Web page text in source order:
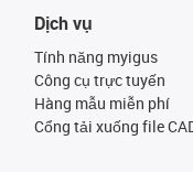
Dịch vụ
Tính năng myigus
Công cụ trực tuyến
Hàng mẫu miễn phí
Cổng tải xuống file